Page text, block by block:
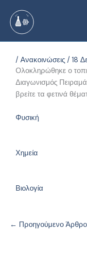
στο
περιεχόμενο
/Ανακοινώσεις /18
Ολοκληρώθηκε ο
Διαγωνισμός
βρείτε τα φετινά
Φυσική
Χημεία
Βιολογία
← Προηγούμενο Άρθρο